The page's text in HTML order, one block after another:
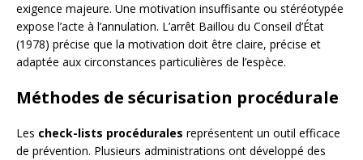
exigence majeure. Une motivation insuffisante ou stéréotypée
expose l’acte à l’annulation. L’arrêt Baillou du Conseil d’État
(1978) précise que la motivation doit être claire, précise et
adaptée aux circonstances particulières de l’espèce.
Méthodes de sécurisation procédurale
Les check-lists procédurales représentent un outil efficace
de prévention. Plusieurs administrations ont développé des